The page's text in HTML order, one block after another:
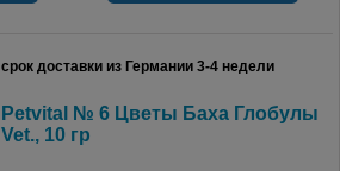
срок доставки из Германии 3-4 недели
Petvital № 6 Цветы Баха Глобулы
Vet., 10 гр